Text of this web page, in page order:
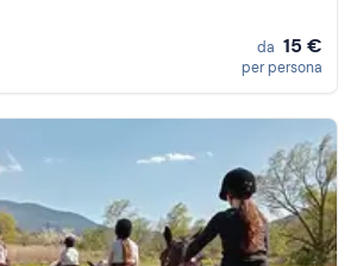
da 15 €
per persona